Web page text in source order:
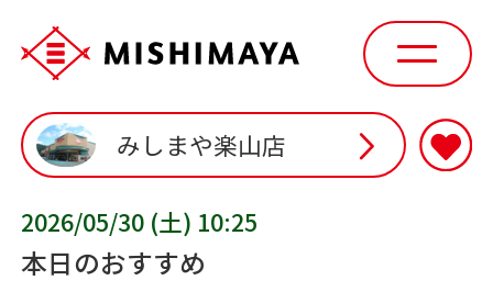
みしまや楽山店
2026/05/30 (土) 10:25
本日のおすすめ